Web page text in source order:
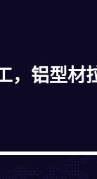
，铝型材